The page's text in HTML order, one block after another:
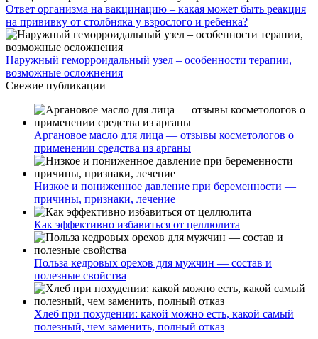
Ответ организма на вакцинацию – какая может быть реакция
на прививку от столбняка у взрослого и ребенка?
Наружный геморроидальный узел – особенности терапии,
возможные осложнения
Свежие публикации
Аргановое масло для лица — отзывы косметологов о
применении средства из арганы
Низкое и пониженное давление при беременности —
причины, признаки, лечение
Как эффективно избавиться от целлюлита
Польза кедровых орехов для мужчин — состав и
полезные свойства
Хлеб при похудении: какой можно есть, какой самый
полезный, чем заменить, полный отказ